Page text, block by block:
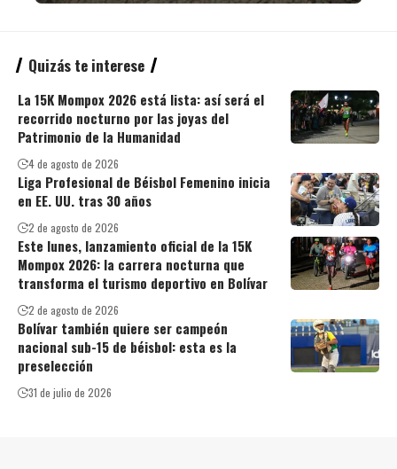
Quizás te interese
La 15K Mompox 2026 está lista: así será el
recorrido nocturno por las joyas del
Patrimonio de la Humanidad
4 de agosto de 2026
Liga Profesional de Béisbol Femenino inicia
en EE. UU. tras 30 años
2 de agosto de 2026
Este lunes, lanzamiento oficial de la 15K
Mompox 2026: la carrera nocturna que
transforma el turismo deportivo en Bolívar
2 de agosto de 2026
Bolívar también quiere ser campeón
nacional sub-15 de béisbol: esta es la
preselección
31 de julio de 2026